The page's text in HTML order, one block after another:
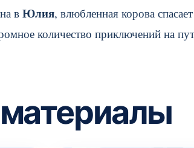
в Юлия, влюбленная корова
количество приключений на